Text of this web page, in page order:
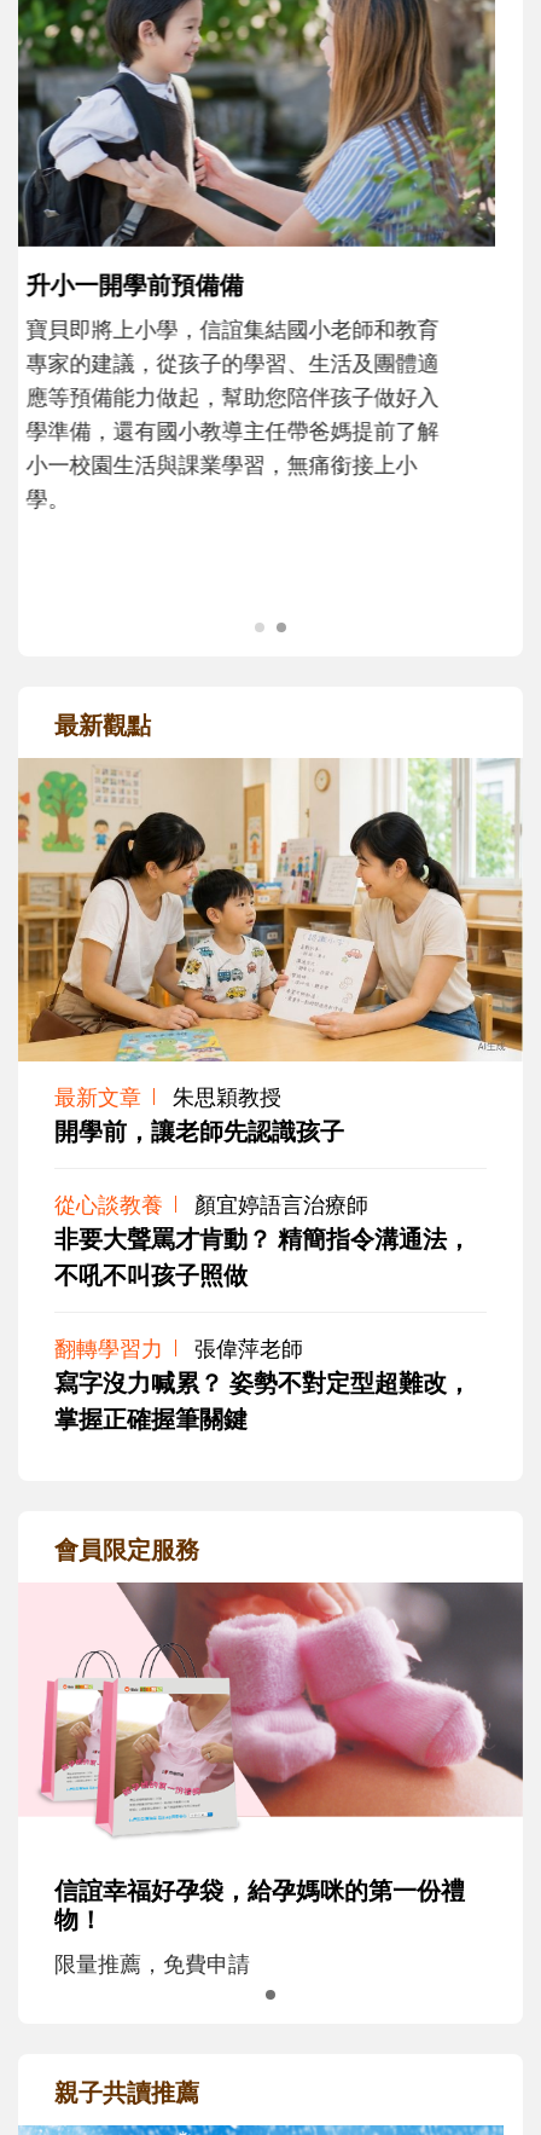
和孩子一起長大的那個男人│讀懂父親的
不同模樣
沒有人天生就擅長當爸爸！男人總是在一次
次「前所未有」的體驗中，跟著孩子一起長
大。從給予安全感的肢體遊戲，到獨立自
主、角色認同及解決問題的能力養成。爸爸
最新觀點
最新文章 朱思穎教授
開學前，讓老師先認識孩子
從心談教養 顏宜婷語言治療師
非要大聲罵才肯動？ 精簡指令溝通法，
不吼不叫孩子照做
翻轉學習力 張偉萍老師
寫字沒力喊累？ 姿勢不對定型超難改，
掌握正確握筆關鍵
會員限定服務
信誼幸福好孕袋，給孕媽咪的第一份禮
物！
限量推薦，免費申請
親子共讀推薦